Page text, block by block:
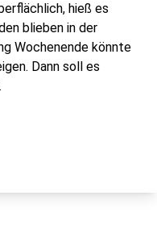
hieß es
blieben in der
Wochenende könnte
Dann soll es